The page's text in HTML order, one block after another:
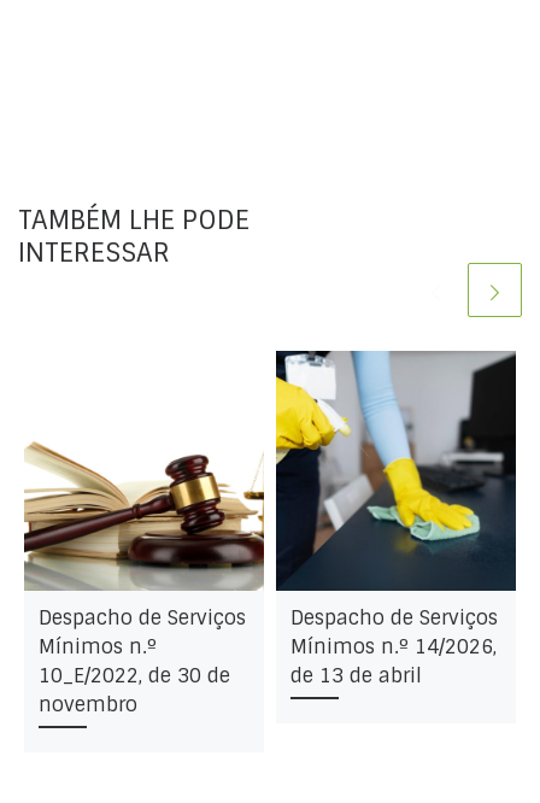
TAMBÉM LHE PODE
INTERESSAR
Despacho de Serviços
Mínimos n.º
10_E/2022, de 30 de
novembro
Despacho de Serviços
Mínimos n.º 14/2026,
de 13 de abril